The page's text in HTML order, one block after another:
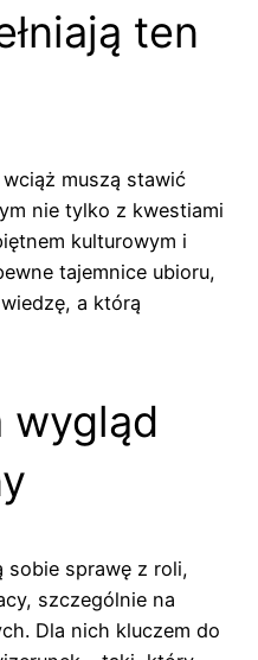
ten
muszą stawić
nie tylko z kwestiami
kulturowym i
tajemnice ubioru,
a którą
wygląd
sobie sprawę z roli,
szczególnie na
Dla nich kluczem do